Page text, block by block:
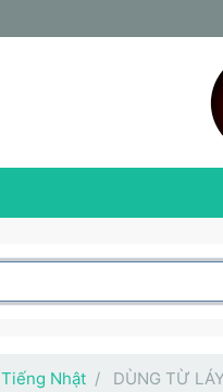
Tiếng Nhật DÙNG TỪ